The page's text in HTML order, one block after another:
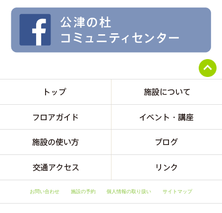
お問い合わせ 施設の予約 個人情報の取り扱い サイトマップ